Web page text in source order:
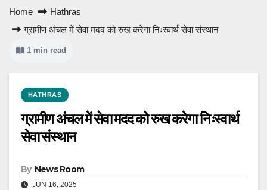
Home
Hathras
ग्रामीण अंचल में सेवा मदद को रुख करेगा निःस्वार्थ सेवा संस्थान
1 min read
HATHRAS
ग्रामीण अंचल में सेवा मदद को रुख करेगा निःस्वार्थ
सेवा संस्थान
By News Room
JUN 16, 2025